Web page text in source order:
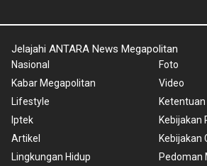
Jelajahi ANTARA News Megapolitan
Nasional
Kabar Megapolitan
Lifestyle
Iptek
Artikel
Lingkungan Hidup
Foto
Video
Kebijakan
Kebijakan
Pedoman